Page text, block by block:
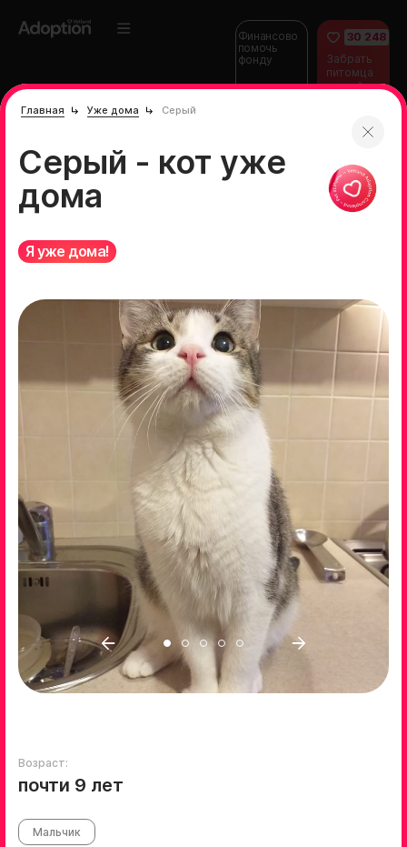
Финансово
помочь
фонду
30 248
Забрать
питомца
домой
Главная Уже дома Серый
Серый - кот уже
дома
Я уже дома!
Возраст:
почти 9 лет
Мальчик